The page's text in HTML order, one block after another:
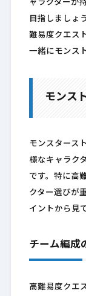
ャラクターが
目指しましょ
難易度クエス
一緒にモンス
モンス
モンスタース
様なキャラク
です。特に高
クター選びが
イントから見
チーム編成
高難易度クエ